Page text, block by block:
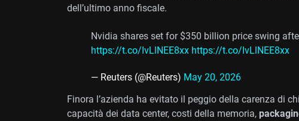
dell’ultimo anno fiscale.
Nvidia shares set for $350 billion price swing
https://t.co/IvLlNEE8xx https://t.co/IvLlNEE8xx
— Reuters (@Reuters) May 20, 2026
Finora l’azienda ha evitato il peggio della carenza di
capacità dei data center, costi della memoria,